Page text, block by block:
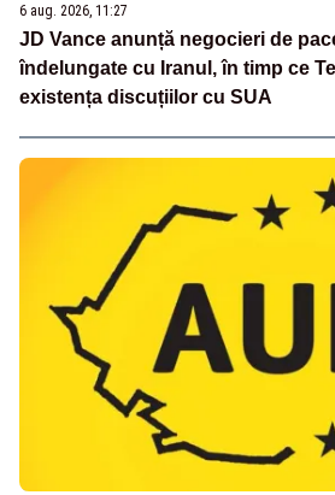
6 aug. 2026, 11:27
JD Vance anunță negocieri de
îndelungate cu Iranul, în timp ce
existența discuțiilor cu SUA